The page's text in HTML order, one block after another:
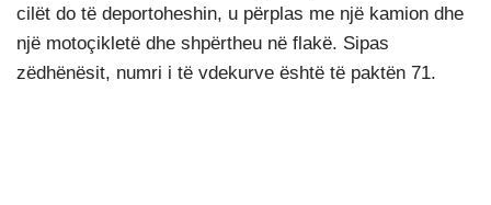
cilët do të deportoheshin, u përplas me një kamion dhe
një motoçikletë dhe shpërtheu në flakë. Sipas
zëdhënësit, numri i të vdekurve është të paktën 71.